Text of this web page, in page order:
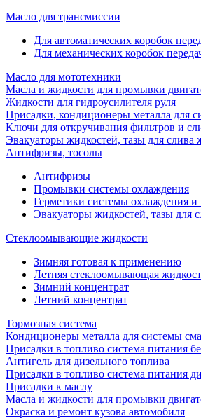
Масло для трансмиссии
Для автоматических коробок
Для механических коробок
Масло для мототехники
Масла и жидкости для промывки
Жидкости для гидроусилителя руля
Присадки, кондиционеры металла для
Ключи для откручивания фильтров и
Эвакуаторы жидкостей, тазы для слива
Антифризы, тосолы
Антифризы
Промывки системы охлаждения
Герметики системы охлаждения и
Эвакуаторы жидкостей, тазы для
Стеклоомывающие жидкости
Зимняя готовая к применению
Летняя стеклоомывающая
Зимний концентрат
Летний концентрат
Тормозная система
Кондиционеры металла для системы
Присадки в топливо система питания
Антигель для дизельного топлива
Присадки в топливо система питания
Присадки к маслу
Масла и жидкости для промывки
Окраска и ремонт кузова автомобиля